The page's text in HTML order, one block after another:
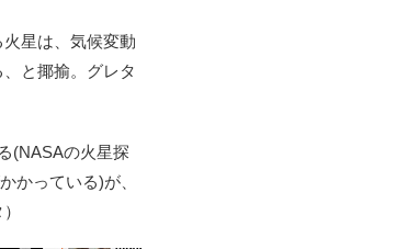
星は、気候変動
と揶揄。グレタ
(NASAの火星探
かっている)が、